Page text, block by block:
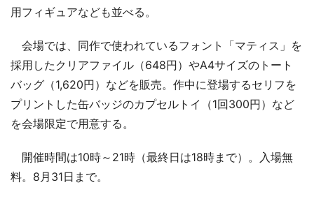
用フィギュアなども並べる。
会場では、同作で使われているフォント「マティス」を
採用したクリアファイル（648円）やA4サイズのトート
バッグ（1,620円）などを販売。作中に登場するセリフを
プリントした缶バッジのカプセルトイ（1回300円）など
を会場限定で用意する。
開催時間は10時～21時（最終日は18時まで）。入場無
料。8月31日まで。